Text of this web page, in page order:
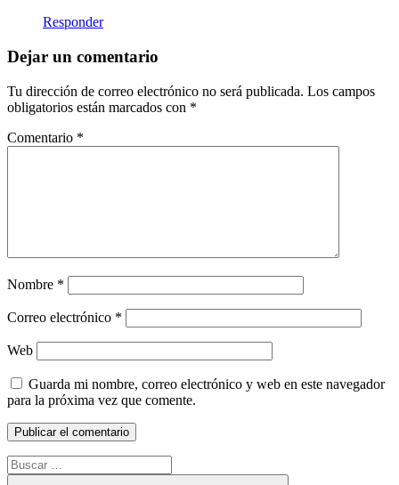
Responder
Dejar un comentario
Tu dirección de correo electrónico no será publicada. Los campos
obligatorios están marcados con *
Comentario *
Nombre *
Correo electrónico *
Web
Guarda mi nombre, correo electrónico y web en este navegador
para la próxima vez que comente.
Buscar: